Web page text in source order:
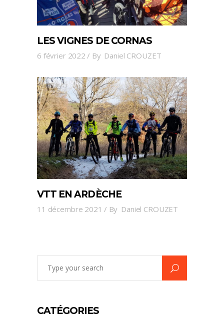
LES VIGNES DE CORNAS
6 février 2022 By Daniel CROUZET
VTT EN ARDÈCHE
11 décembre 2021 By Daniel CROUZET
CATÉGORIES